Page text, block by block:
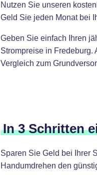
Nutzen Sie unseren
Geld Sie jeden Monat bei
Geben Sie einfach Ihren
Strompreise in Fredeburg.
Vergleich zum
In 3 Schritten
Sparen Sie Geld bei Ihrer
Handumdrehen den